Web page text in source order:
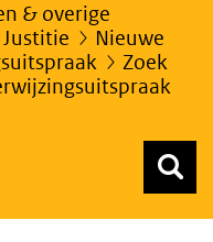
& overige
Justitie
Nieuwe
Zoek